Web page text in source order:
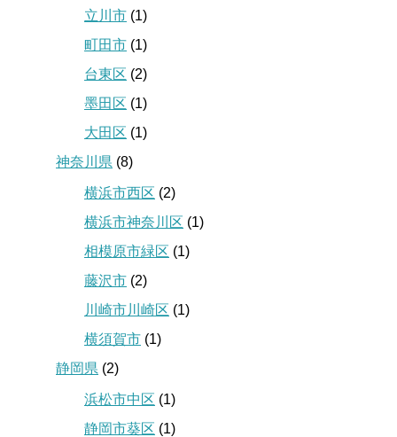
立川市 (1)
町田市 (1)
台東区 (2)
墨田区 (1)
大田区 (1)
神奈川県 (8)
横浜市西区 (2)
横浜市神奈川区 (1)
相模原市緑区 (1)
藤沢市 (2)
川崎市川崎区 (1)
横須賀市 (1)
静岡県 (2)
浜松市中区 (1)
静岡市葵区 (1)